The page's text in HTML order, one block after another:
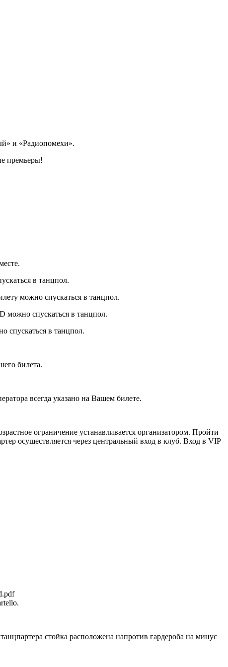
и «Радиопомехи».
премьеры!
в танцпол.
можно спускаться в танцпол.
можно спускаться в танцпол.
спускаться в танцпол.
билета.
всегда указано на Вашем билете.
ограничение устанавливается организатором. Пройти
осуществляется через центральный вход в клуб. Вход в VIP
стойка расположена напротив гардероба на минус